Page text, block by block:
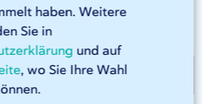
haben. Weitere
Sie in
und auf
, wo Sie Ihre Wahl
Maschinen durchgeführt.
bei 247TailorSteel